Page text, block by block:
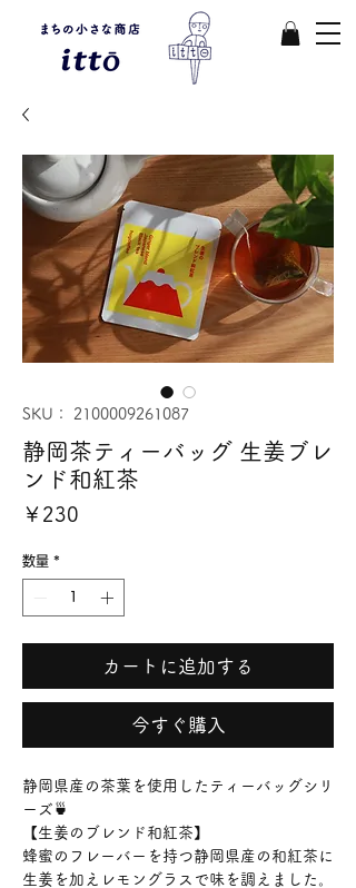
SKU： 2100009261087
静岡茶ティーバッグ 生姜ブレ
ンド和紅茶
￥230
数量 *
カートに追加する
今すぐ購入
静岡県産の茶葉を使用したティーバッグシリ
ーズ🍵
【生姜のブレンド和紅茶】
蜂蜜のフレーバーを持つ静岡県産の和紅茶に
生姜を加えレモングラスで味を調えました。